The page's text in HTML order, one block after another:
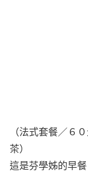
（法式套餐／６
茶）
這是芬學姊的早